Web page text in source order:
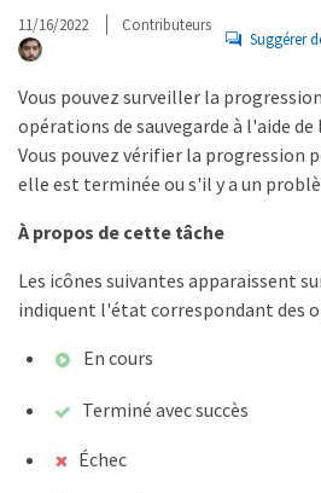
11/16/2022 Contributeurs
Suggérer
Vous pouvez surveiller la
opérations de sauvegarde à l'aide
Vous pouvez vérifier la progression
elle est terminée ou s'il y a un
À propos de cette tâche
Les icônes suivantes apparaissent
indiquent l'état correspondant des
En cours
Terminé avec succès
Échec